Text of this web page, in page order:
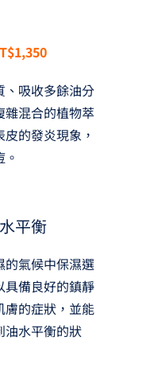
、吸收多餘油分
雜混合的植物萃
的發炎現象，
平衡
的氣候中保濕選
具備良好的鎮靜
膚的症狀，並能
油水平衡的狀